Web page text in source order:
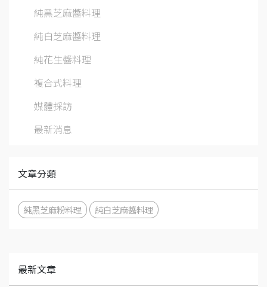
純黑芝麻醬料理
純白芝麻醬料理
純花生醬料理
複合式料理
媒體採訪
最新消息
文章分類
純黑芝麻粉料理 純白芝麻醬料理
最新文章